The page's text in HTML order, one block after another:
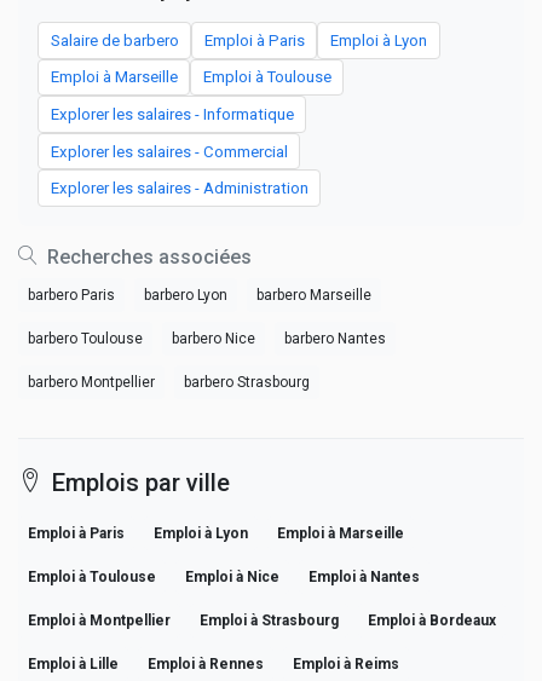
Salaire de barbero Emploi à Paris Emploi à Lyon
Emploi à Marseille Emploi à Toulouse
Explorer les salaires - Informatique
Explorer les salaires - Commercial
Explorer les salaires - Administration
Recherches associées
barbero Paris barbero Lyon barbero Marseille
barbero Toulouse barbero Nice barbero Nantes
barbero Montpellier barbero Strasbourg
Emplois par ville
Emploi à Paris Emploi à Lyon Emploi à Marseille
Emploi à Toulouse Emploi à Nice Emploi à Nantes
Emploi à Montpellier Emploi à Strasbourg Emploi à Bordeaux
Emploi à Lille Emploi à Rennes Emploi à Reims